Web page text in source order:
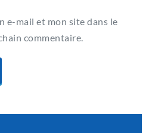
e-mail et mon site dans le
commentaire.